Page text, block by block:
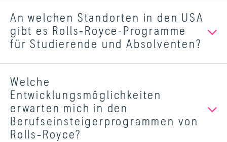
An welchen Standorten in den USA
gibt es Rolls‑Royce-Programme
für Studierende und Absolventen?
Welche
Entwicklungsmöglichkeiten
erwarten mich in den
Berufseinsteigerprogrammen von
Rolls‑Royce?